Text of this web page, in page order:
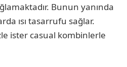
Bunun yanında
ısı tasarrufu sağlar.
ister casual kombinlerle